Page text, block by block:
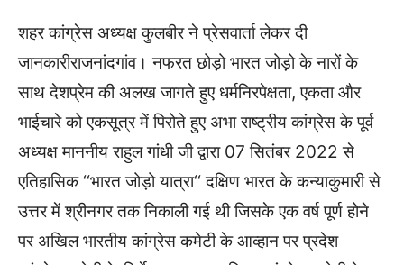
शहर कांग्रेस अध्यक्ष कुलबीर ने प्रेसवार्ता लेकर दी
जानकारीराजनांदगांव। नफरत छोड़ो भारत जोड़ो के नारों के
साथ देशप्रेम की अलख जागते हुए धर्मनिरपेक्षता, एकता और
भाईचारे को एकसूत्र में पिरोते हुए अभा राष्ट्रीय कांग्रेस के पूर्व
अध्यक्ष माननीय राहुल गांधी जी द्वारा 07 सितंबर 2022 से
एतिहासिक ‘‘भारत जोड़ो यात्रा‘‘ दक्षिण भारत के कन्याकुमारी से
उत्तर में श्रीनगर तक निकाली गई थी जिसके एक वर्ष पूर्ण होने
पर अखिल भारतीय कांग्रेस कमेटी के आव्हान पर प्रदेश